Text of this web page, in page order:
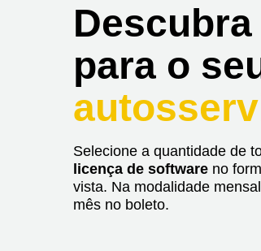
para o
Selecione a quantidade de
licença de software no
vista. Na modalidade
mês no boleto.